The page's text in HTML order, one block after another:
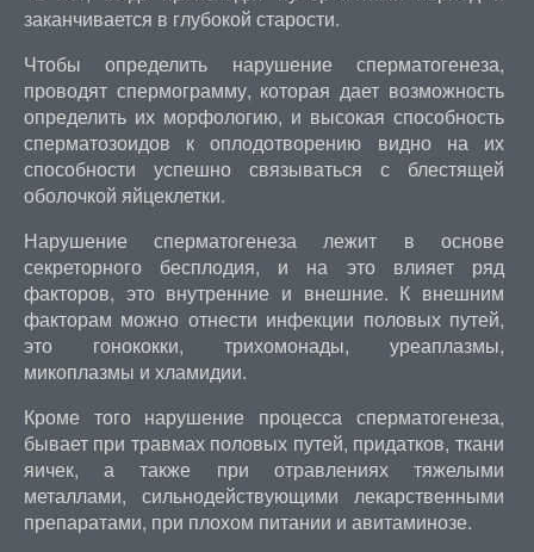
заканчивается в глубокой старости.
Чтобы определить нарушение сперматогенеза,
проводят спермограмму, которая дает возможность
определить их морфологию, и высокая способность
сперматозоидов к оплодотворению видно на их
способности успешно связываться с блестящей
оболочкой яйцеклетки.
Нарушение сперматогенеза лежит в основе
секреторного бесплодия, и на это влияет ряд
факторов, это внутренние и внешние. К внешним
факторам можно отнести инфекции половых путей,
это гонококки, трихомонады, уреаплазмы,
микоплазмы и хламидии.
Кроме того нарушение процесса сперматогенеза,
бывает при травмах половых путей, придатков, ткани
яичек, а также при отравлениях тяжелыми
металлами, сильнодействующими лекарственными
препаратами, при плохом питании и авитаминозе.